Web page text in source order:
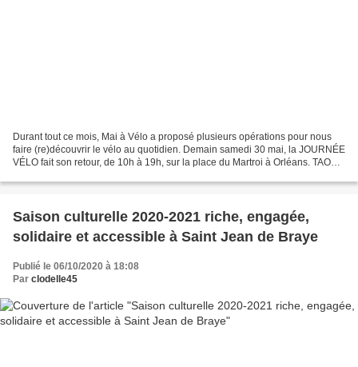
Durant tout ce mois, Mai à Vélo a proposé plusieurs opérations pour nous
faire (re)découvrir le vélo au quotidien. Demain samedi 30 mai, la JOURNÉE
VÉLO fait son retour, de 10h à 19h, sur la place du Martroi à Orléans. TAO
Saison culturelle 2020-2021 riche, engagée,
solidaire et accessible à Saint Jean de Braye
Publié le 06/10/2020 à 18:08
Par clodelle45